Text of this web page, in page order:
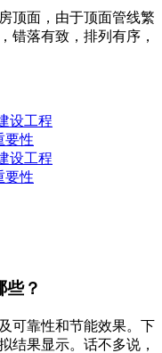
顶面，由于顶面管线繁
错落有致，排列有序，
设工程
要性
设工程
要性
些？
可靠性和节能效果。下
结果显示。话不多说，